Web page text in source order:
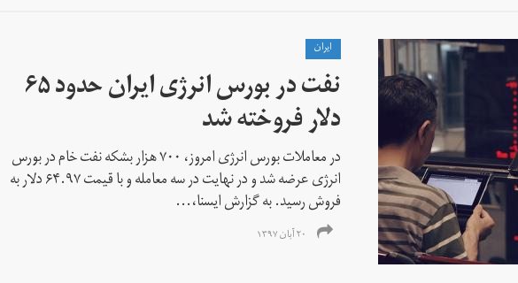
ايران
نفت در بورس انرژی ایران حدود ۶۵
دلار فروخته شد
در معاملات بورس انرژی امروز، ۷۰۰ هزار بشکه نفت خام در بورس
انرژی عرضه شد و در نهایت در سه معامله و با قیمت ۶۴.۹۷ دلار به
فروش رسید. به گزارش ایسنا،...
۲۰ آبان ۱۳۹۷